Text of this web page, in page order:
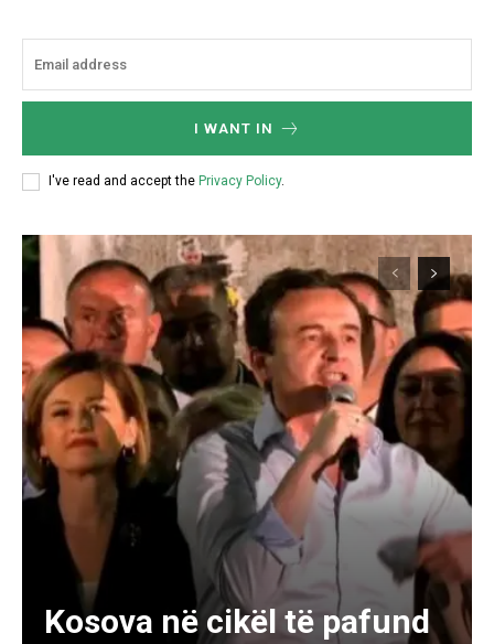
I WANT IN
I've read and accept the Privacy Policy.
Kosova në cikël të pafund